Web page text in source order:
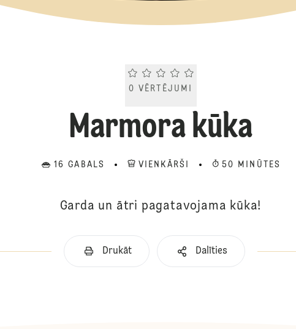
Current rating 0.0. Click to rate.
0 VĒRTĒJUMI
Marmora kūka
16 GABALS VIENKĀRŠI 50 MINŪTES
Garda un ātri pagatavojama kūka!
Drukāt Dalīties